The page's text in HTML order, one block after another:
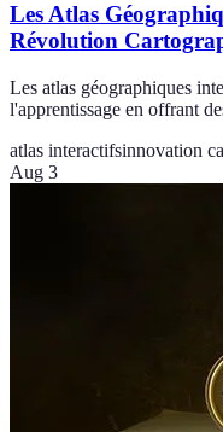
Les Atlas
Révolution
Les atlas géographiques
l'apprentissage en offrant
atlas interactifsinnovation
Aug 3